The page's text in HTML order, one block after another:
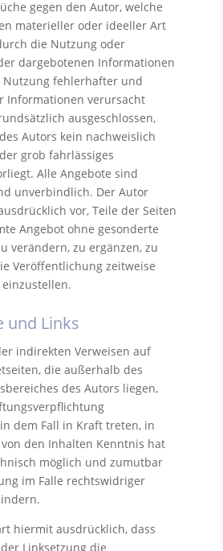
gegen den Autor, welche
materieller oder ideeller Art
die Nutzung oder
dargebotenen Informationen
Nutzung fehlerhafter und
Informationen verursacht
ausgeschlossen,
Autors kein nachweislich
grob fahrlässiges
Alle Angebote sind
unverbindlich. Der Autor
vor, Teile der Seiten
Angebot ohne gesonderte
verändern, zu ergänzen, zu
Veröffentlichung zeitweise
und Links
indirekten Verweisen auf
die außerhalb des
des Autors liegen,
dem Fall in Kraft treten, in
den Inhalten Kenntnis hat
möglich und zumutbar
im Falle rechtswidriger
hiermit ausdrücklich, dass
Linksetzung die